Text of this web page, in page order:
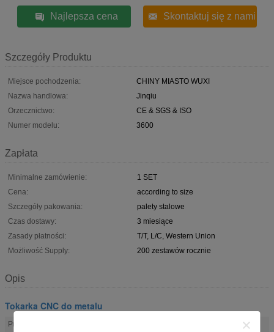
Najlepsza cena Skontaktuj się z nami
Szczegóły Produktu
Miejsce pochodzenia:
CHINY MIASTO WUXI
Nazwa handlowa:
Jinqiu
Orzecznictwo:
CE & SGS & ISO
Numer modelu:
3600
Zapłata
Minimalne zamówienie:
1 SET
Cena:
according to size
Szczegóły pakowania:
palety stalowe
Czas dostawy:
3 miesiące
Zasady płatności:
T/T, L/C, Western Union
Możliwość Supply:
200 zestawów rocznie
Opis
Tokarka CNC do metalu
Przetwarzanie